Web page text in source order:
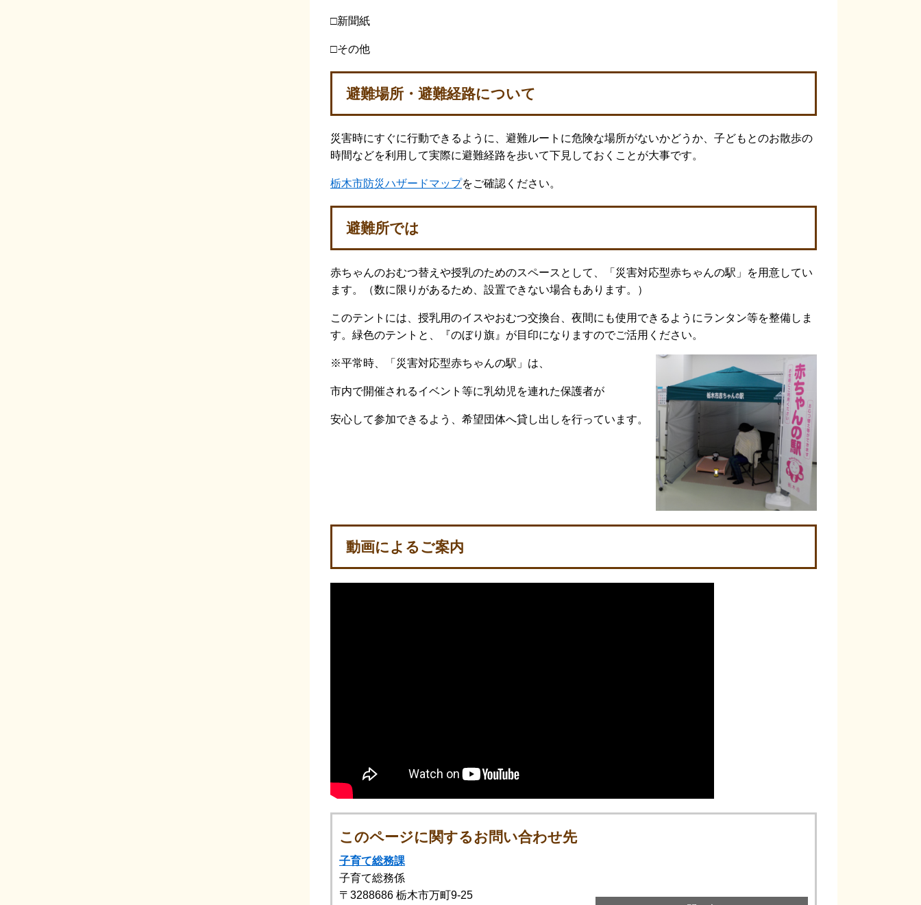
□新聞紙
□その他
避難場所・避難経路について
災害時にすぐに行動できるように、避難ルートに危険な場所がないかどうか、子どもとのお散歩の
時間などを利用して実際に避難経路を歩いて下見しておくことが大事です。
栃木市防災ハザードマップをご確認ください。
避難所では
赤ちゃんのおむつ替えや授乳のためのスペースとして、「災害対応型赤ちゃんの駅」を用意してい
ます。（数に限りがあるため、設置できない場合もあります。）
このテントには、授乳用のイスやおむつ交換台、夜間にも使用できるようにランタン等を整備しま
す。緑色のテントと、『のぼり旗』が目印になりますのでご活用ください。
※平常時、「災害対応型赤ちゃんの駅」は、
市内で開催されるイベント等に乳幼児を連れた保護者が
安心して参加できるよう、希望団体へ貸し出しを行っています。
動画によるご案内
このページに関するお問い合わせ先
子育て総務課
子育て総務係
〒3288686 栃木市万町9-25